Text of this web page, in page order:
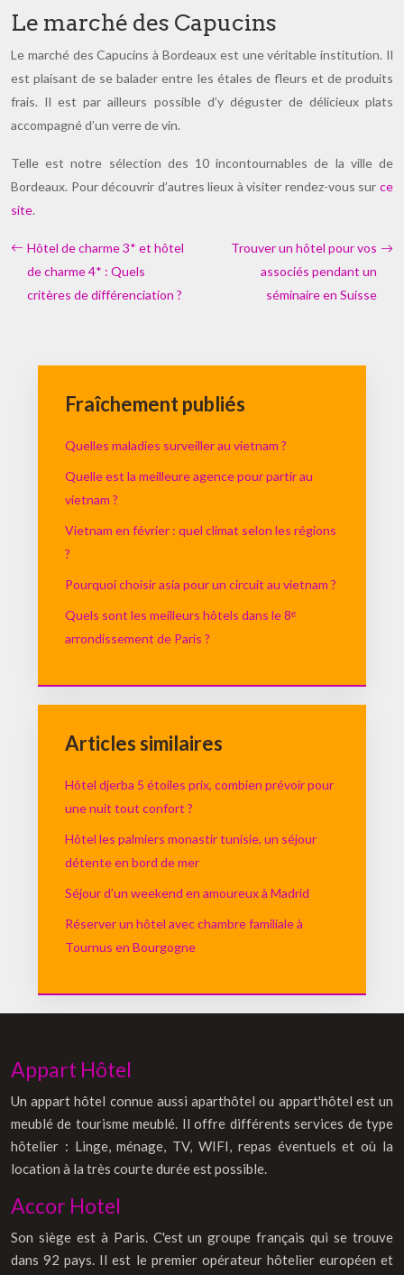
Le marché des Capucins
Le marché des Capucins à Bordeaux est une véritable institution. Il
est plaisant de se balader entre les étales de fleurs et de produits
frais. Il est par ailleurs possible d’y déguster de délicieux plats
accompagné d’un verre de vin.
Telle est notre sélection des 10 incontournables de la ville de
Bordeaux. Pour découvrir d’autres lieux à visiter rendez-vous sur ce
site.
Hôtel de charme 3* et hôtel
de charme 4* : Quels
critères de différenciation ?
Trouver un hôtel pour vos
associés pendant un
séminaire en Suisse
Fraîchement publiés
Quelles maladies surveiller au vietnam ?
Quelle est la meilleure agence pour partir au
vietnam ?
Vietnam en février : quel climat selon les régions
?
Pourquoi choisir asia pour un circuit au vietnam ?
Quels sont les meilleurs hôtels dans le 8ᵉ
arrondissement de Paris ?
Articles similaires
Hôtel djerba 5 étoiles prix, combien prévoir pour
une nuit tout confort ?
Hôtel les palmiers monastir tunisie, un séjour
détente en bord de mer
Séjour d’un weekend en amoureux à Madrid
Réserver un hôtel avec chambre familiale à
Tournus en Bourgogne
Appart Hôtel
Un appart hôtel connue aussi aparthôtel ou appart'hôtel est un
meublé de tourisme meublé. Il offre différents services de type
hôtelier : Linge, ménage, TV, WIFI, repas éventuels et où la
location à la très courte durée est possible.
Accor Hotel
Son siège est à Paris. C'est un groupe français qui se trouve
dans 92 pays. Il est le premier opérateur hôtelier européen et